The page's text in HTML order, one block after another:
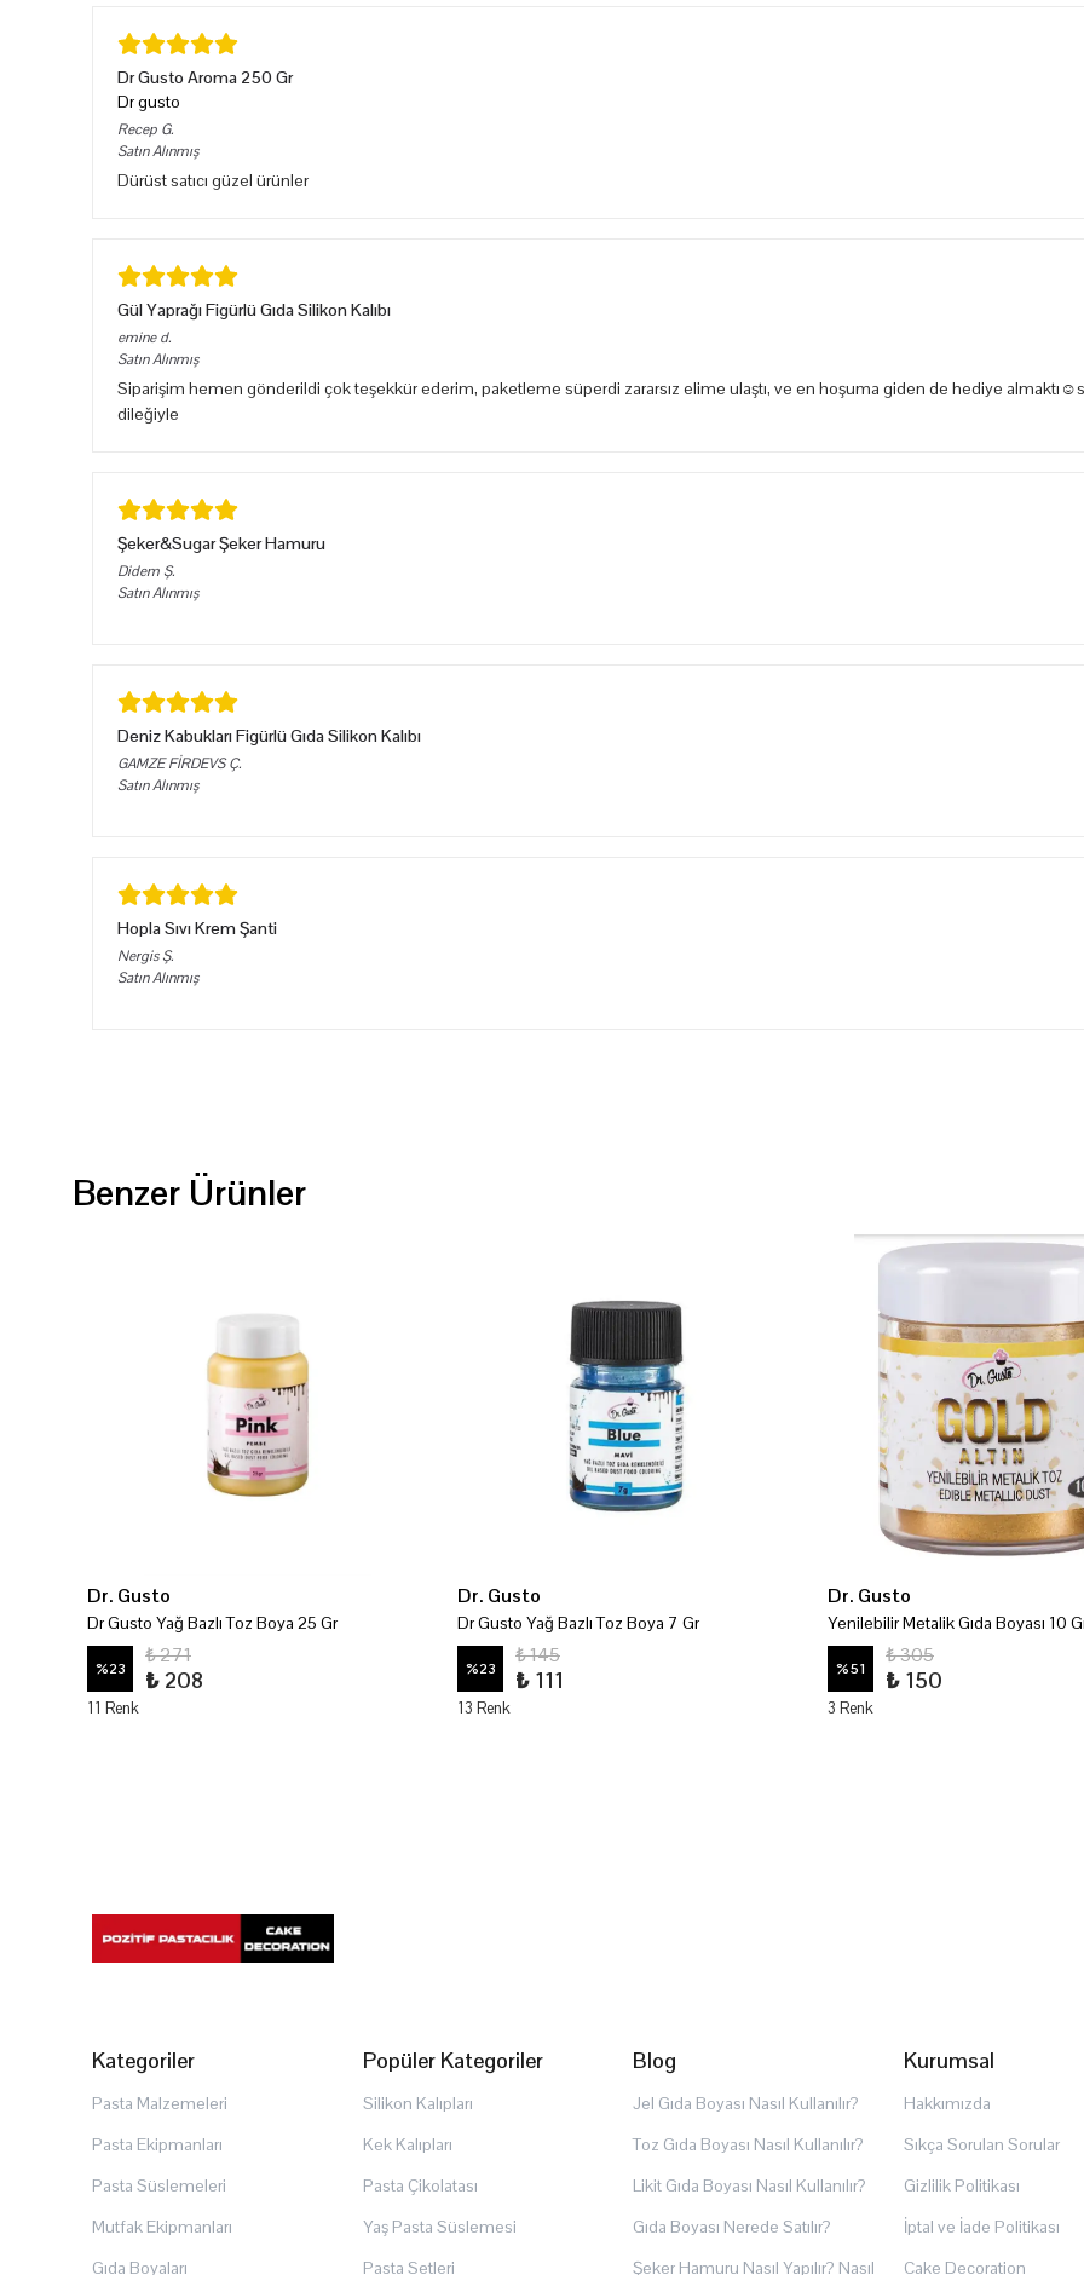
Dr Gusto Aroma 250 Gr
Dr gusto
Recep G.
Satın Alınmış
Dürüst satıcı güzel ürünler
Gül Yaprağı Figürlü Gıda Silikon Kalıbı
emine d.
Satın Alınmış
Siparişim hemen gönderildi çok teşekkür ederim, paketleme süperdi zararsız elime ulaştı, ve en hoşuma giden de hediye
dileğiyle
Şeker&Sugar Şeker Hamuru
Didem Ş.
Satın Alınmış
Deniz Kabukları Figürlü Gıda Silikon Kalıbı
GAMZE FİRDEVS Ç.
Satın Alınmış
Hopla Sıvı Krem Şanti
Nergis Ş.
Satın Alınmış
Benzer Ürünler
Dr. Gusto
Dr Gusto Yağ Bazlı Toz Boya 25 Gr
%23
₺ 271
₺ 208
11 Renk
Dr. Gusto
Dr Gusto Yağ Bazlı Toz Boya 7 Gr
%23
₺ 145
₺ 111
13 Renk
Dr. Gusto
Yenilebilir Metalik Gıda Boyası 10
%51
₺ 305
₺ 150
3 Renk
Kategoriler
Pasta Malzemeleri
Pasta Ekipmanları
Pasta Süslemeleri
Mutfak Ekipmanları
Gıda Boyaları
Popüler Kategoriler
Silikon Kalıpları
Kek Kalıpları
Pasta Çikolatası
Yaş Pasta Süslemesi
Pasta Setleri
Blog
Jel Gıda Boyası Nasıl Kullanılır?
Toz Gıda Boyası Nasıl Kullanılır?
Likit Gıda Boyası Nasıl Kullanılır?
Gıda Boyası Nerede Satılır?
Şeker Hamuru Nasıl Yapılır? Nasıl
Kurumsal
Hakkımızda
Sıkça Sorulan Sorular
Gizlilik Politikası
İptal ve İade Politikası
Cake Decoration